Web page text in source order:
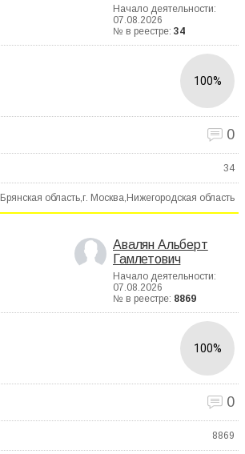
Начало деятельности:
07.08.2026
№ в реестре: 34
100%
0
34
Брянская область,г. Москва,Нижегородская область
Авалян Альберт
Гамлетович
Начало деятельности:
07.08.2026
№ в реестре: 8869
100%
0
8869